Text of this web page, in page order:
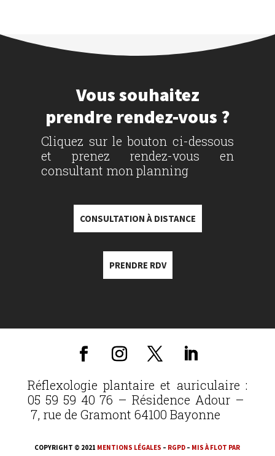
Vous souhaitez
prendre rendez-vous ?
Cliquez sur le bouton ci-dessous
et prenez rendez-vous en
consultant mon planning
CONSULTATION À DISTANCE
PRENDRE RDV
Réflexologie plantaire et auriculaire :
05 59 59 40 76 – Résidence Adour –
7, rue de Gramont 64100 Bayonne
COPYRIGHT © 2021 MENTIONS LÉGALES – RGPD – MIS À FLOT PAR